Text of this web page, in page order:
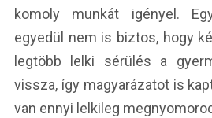
komoly munkát igényel.
egyedül nem is biztos, hogy
legtöbb lelki sérülés a
vissza, így magyarázatot is
van ennyi lelkileg